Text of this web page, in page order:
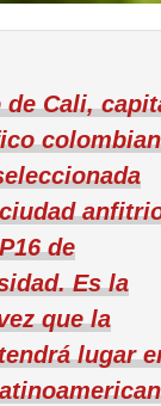
de Cali,
de
Es la
que la
lugar